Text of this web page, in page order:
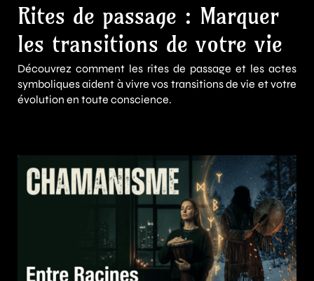
Rites de passage : Marquer
les transitions de votre vie
Découvrez comment les rites de passage et les actes
symboliques aident à vivre vos transitions de vie et votre
évolution en toute conscience.